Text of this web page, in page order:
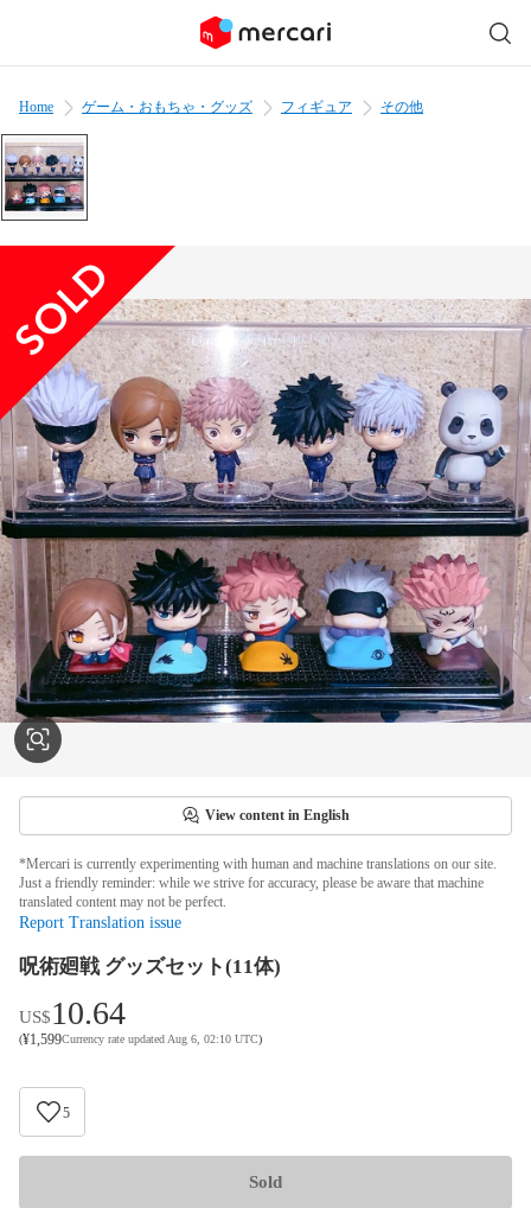
Home ゲーム・おもちゃ・グッズ フィギュア その他
View content in English
*Mercari is currently experimenting with human and machine translations on our site.
Just a friendly reminder: while we strive for accuracy, please be aware that machine
translated content may not be perfect.
Report Translation issue
呪術廻戦 グッズセット(11体)
US$10.64
(¥1,599Currency rate updated Aug 6, 02:10 UTC)
5
Sold